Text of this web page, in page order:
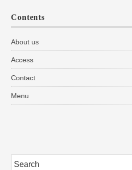
Contents
About us
Access
Contact
Menu